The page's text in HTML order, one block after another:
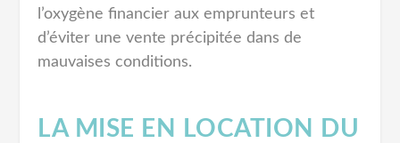
l’oxygène financier aux emprunteurs et
d’éviter une vente précipitée dans de
mauvaises conditions.
LA MISE EN LOCATION DU